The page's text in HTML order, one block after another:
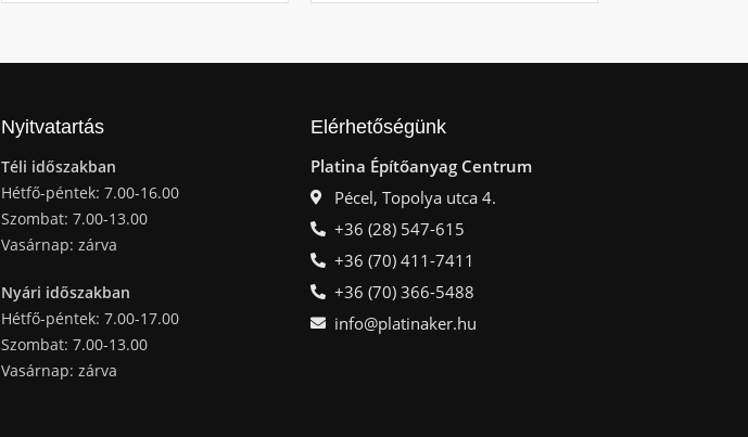
Nyitvatartás
Téli időszakban
Hétfő-péntek: 7.00-16.00
Szombat: 7.00-13.00
Vasárnap: zárva
Nyári időszakban
Hétfő-péntek: 7.00-17.00
Szombat: 7.00-13.00
Vasárnap: zárva
Elérhetőségünk
Platina Építőanyag Centrum
Pécel, Topolya utca 4.
+36 (28) 547-615
+36 (70) 411-7411
+36 (70) 366-5488
info@platinaker.hu